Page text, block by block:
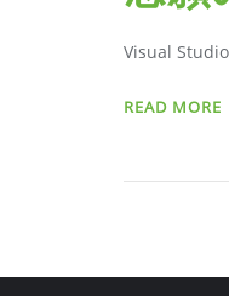
Visual
READ MORE